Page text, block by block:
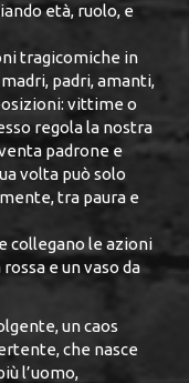
età, ruolo, e
tragicomiche in
padri, amanti,
vittime o
regola la nostra
padrone e
volta può solo
tra paura e
collegano le azioni
e un vaso da
un caos
che nasce
l’uomo,